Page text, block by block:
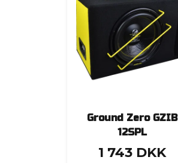
Ground Zero GZIB
12SPL
1 743 DKK